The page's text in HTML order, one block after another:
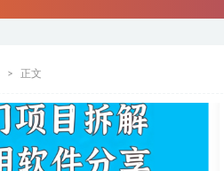
正文